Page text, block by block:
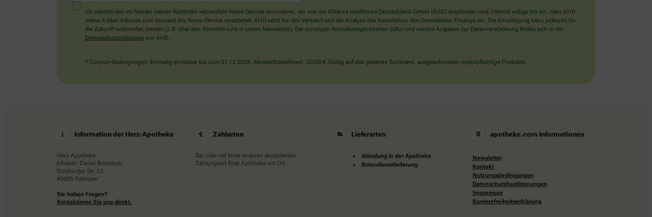
Mensch?
Dann
wählen
Schlüssel.
Ich möchte den im Namen meiner Apotheke versandten News-Service abonnieren, der von der Alliance Healthcare Deutschland GmbH (AHD) angeboten wird. Hiermit willige ich ein, dass AHD
meine E-Mail-Adresse zum Versand des News-Service verarbeitet. AHD setzt für den Versand und die Analyse des Newsletters den Dienstleister Emarsys ein. Die Einwilligung kann jederzeit für
die Zukunft widerrufen werden (z.B. über den Abmelde-Link in jedem Newsletter). Die sonstigen Kontaktmöglichkeiten dafür und weitere Angaben zur Datenverarbeitung finden sich in der
Datenschutzerklärung von AHD.
* Coupon-Bedingungen: Einmalig einlösbar bis zum 31.12.2026. Mindestbestellwert: 50,00 €. Gültig auf das gesamte Sortiment, ausgeschlossen rezeptpflichtige Produkte.
Information der Herz-Apotheke
Herz-Apotheke
Inhaber: Daniel Breimeyer
Duisburger Str. 23
40885 Ratingen
Sie haben Fragen?
Kontaktieren Sie uns direkt.
Zahlarten
Bar oder mit einer anderen akzeptierten
Zahlungsart Ihrer Apotheke vor Ort.
Lieferarten
Abholung in der Apotheke
Botendienstlieferung
apotheke.com Informationen
Newsletter
Kontakt
Nutzungsbedingungen
Datenschutzbestimmungen
Impressum
Barrierefreiheitserklärung